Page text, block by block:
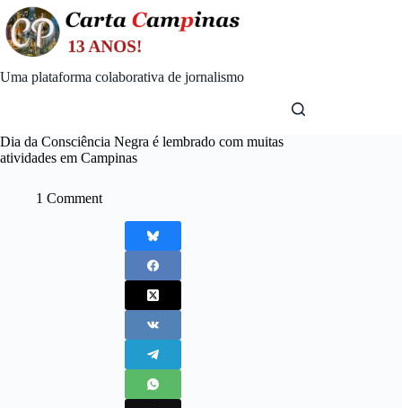
Skip
to
content
Uma plataforma colaborativa de jornalismo
Dia da Consciência Negra é lembrado com muitas
atividades em Campinas
1 Comment